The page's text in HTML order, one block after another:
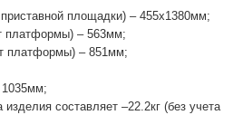
площадки) – 455х1380мм;
платформы) – 563мм;
платформы) – 851мм;
1035мм;
изделия составляет –22.2кг (без учета